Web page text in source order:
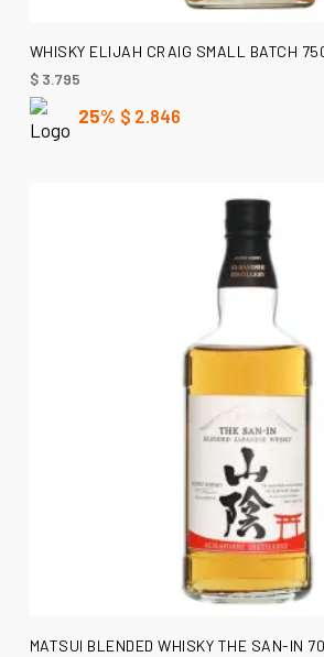
AÑADIR AL CARRITO
WHISKY ELIJAH CRAIG SMALL BATCH
$3.795
25% $ 2.846
AÑADIR AL CARRITO
MATSUI BLENDED WHISKY THE SAN-IN